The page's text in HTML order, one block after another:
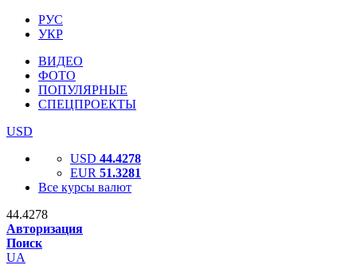
РУС
УКР
ВИДЕО
ФОТО
ПОПУЛЯРНЫЕ
СПЕЦПРОЕКТЫ
USD
USD 44.4278
EUR 51.3281
Все курсы валют
44.4278
Авторизация
Поиск
UA